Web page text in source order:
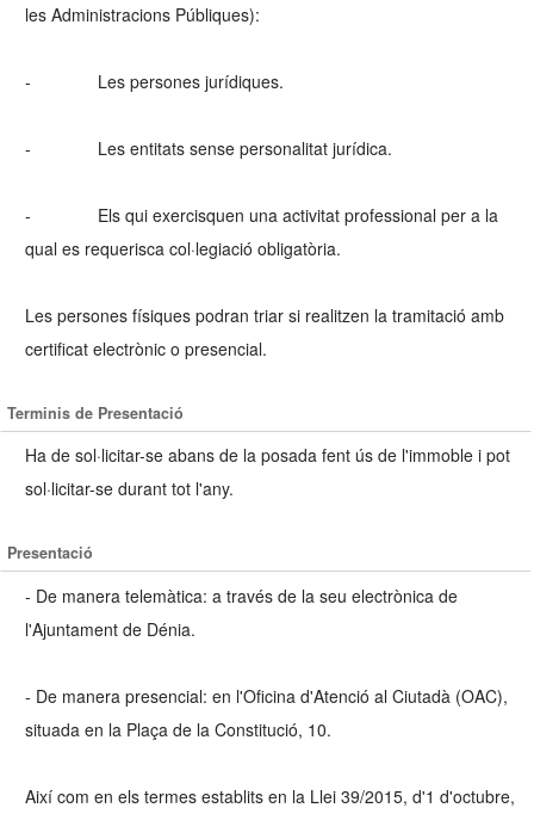
les Administracions Públiques):
- Les persones jurídiques.
- Les entitats sense personalitat jurídica.
- Els qui exercisquen una activitat professional per a la
qual es requerisca col·legiació obligatòria.
Les persones físiques podran triar si realitzen la tramitació amb
certificat electrònic o presencial.
Terminis de Presentació
Ha de sol·licitar-se abans de la posada fent ús de l'immoble i pot
sol·licitar-se durant tot l'any.
Presentació
- De manera telemàtica: a través de la seu electrònica de
l'Ajuntament de Dénia.
- De manera presencial: en l'Oficina d'Atenció al Ciutadà (OAC),
situada en la Plaça de la Constitució, 10.
Així com en els termes establits en la Llei 39/2015, d'1 d'octubre,